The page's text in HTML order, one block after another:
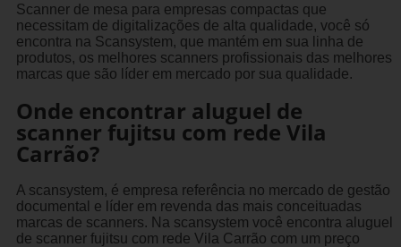
Scanner de mesa para empresas compactas que
necessitam de digitalizações de alta qualidade, você só
encontra na Scansystem, que mantém em sua linha de
produtos, os melhores scanners profissionais das melhores
marcas que são líder em mercado por sua qualidade.
Onde encontrar aluguel de
scanner fujitsu com rede Vila
Carrão?
A scansystem, é empresa referência no mercado de gestão
documental e líder em revenda das mais conceituadas
marcas de scanners. Na scansystem você encontra aluguel
de scanner fujitsu com rede Vila Carrão com um preço